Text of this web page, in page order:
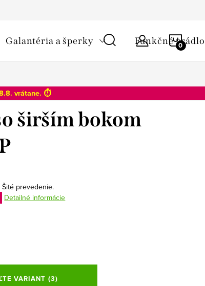
Galantéria a šperky Funkčné prádlo
. vrátane. ⏱️
širším bokom
Šité prevedenie.
Detailné informácie
VARIANT (3)